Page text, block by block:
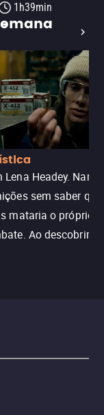
1h39min
Lena Headey.
sem saber
mataria o próprio
Ao descobrir a